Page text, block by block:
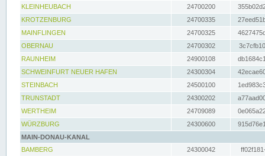
KLEINHEUBACH 24700200
KROTZENBURG
24700335
MAINFLINGEN
24700325
OBERNAU
24700302
RAUNHEIM
24900108
SCHWEINFURT NEUER HAFEN
24300304
STEINBACH
24500100
TRUNSTADT
24300202
WERTHEIM
24709089
WÜRZBURG
24300600
MAIN-DONAU-KANAL
BAMBERG
24300042